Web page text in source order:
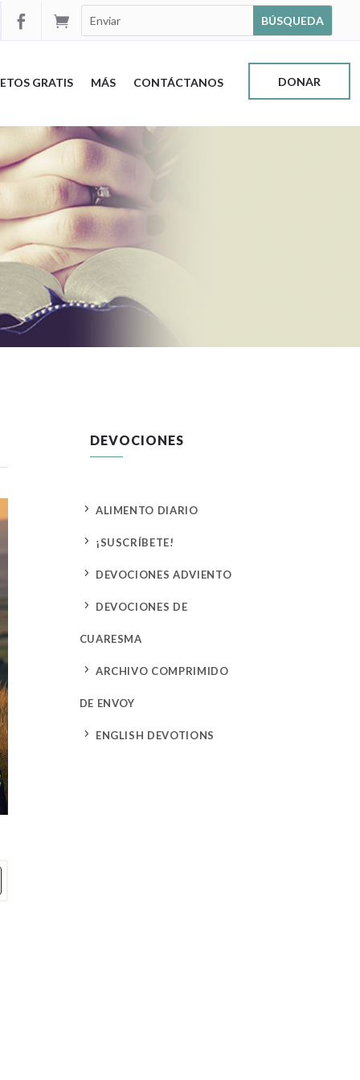


GRATIS MÁS CONTÁCTANOS DONAR
DEVOCIONES
5 ALIMENTO DIARIO
5 ¡SUSCRÍBETE!
5 DEVOCIONES ADVIENTO
5 DEVOCIONES DE
CUARESMA
5 ARCHIVO COMPRIMIDO
DE ENVOY
5 ENGLISH DEVOTIONS